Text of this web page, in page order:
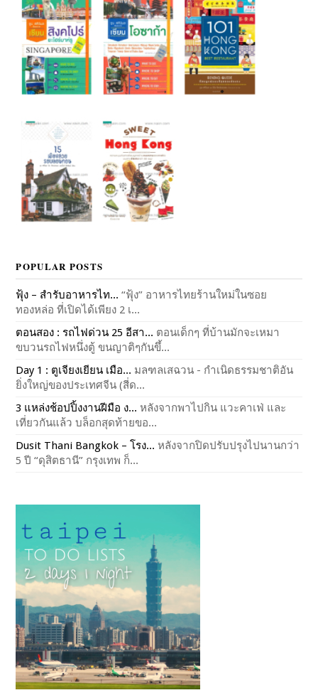
POPULAR POSTS
ฟุ้ง – สำรับอาหารไท... “ฟุ้ง” อาหารไทยร้านใหม่ในซอย
ทองหล่อ ที่เปิดได้เพียง 2 เ...
ตอนสอง : รถไฟด่วน 25 อีสา... ตอนเด็กๆ ที่บ้านมักจะเหมา
ขบวนรถไฟหนึ่งตู้ ขนญาติๆกันขึ้...
Day 1 : ตูเจียงเยียน เมือ... มลฑลเสฉวน - กำเนิดธรรมชาติอัน
ยิ่งใหญ่ของประเทศจีน (สี่ด...
3 แหล่งช้อปปิ้งงานฝีมือ ง... หลังจากพาไปกิน แวะคาเฟ่ และ
เที่ยวกันแล้ว บล็อกสุดท้ายขอ...
Dusit Thani Bangkok – โรง... หลังจากปิดปรับปรุงไปนานกว่า
5 ปี “ดุสิตธานี” กรุงเทพ ก็...